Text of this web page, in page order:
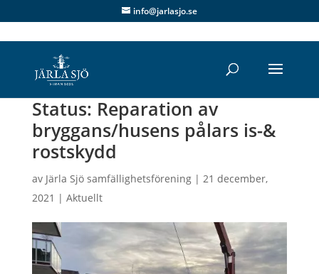
info@jarlasjo.se
Status: Reparation av
bryggans/husens pålars is-&
rostskydd
av Järla Sjö samfällighetsförening| 21 december,
2021 | Aktuellt